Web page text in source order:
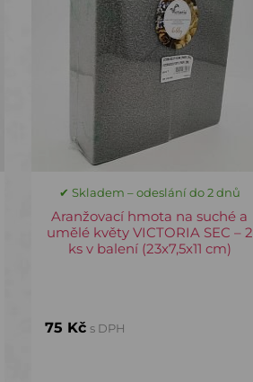
✔ Skladem – odeslání do 2 dnů
Aranžovací hmota na suché a
umělé květy VICTORIA SEC – 2
ks v balení (23x7,5x11 cm)
75 Kč s DPH